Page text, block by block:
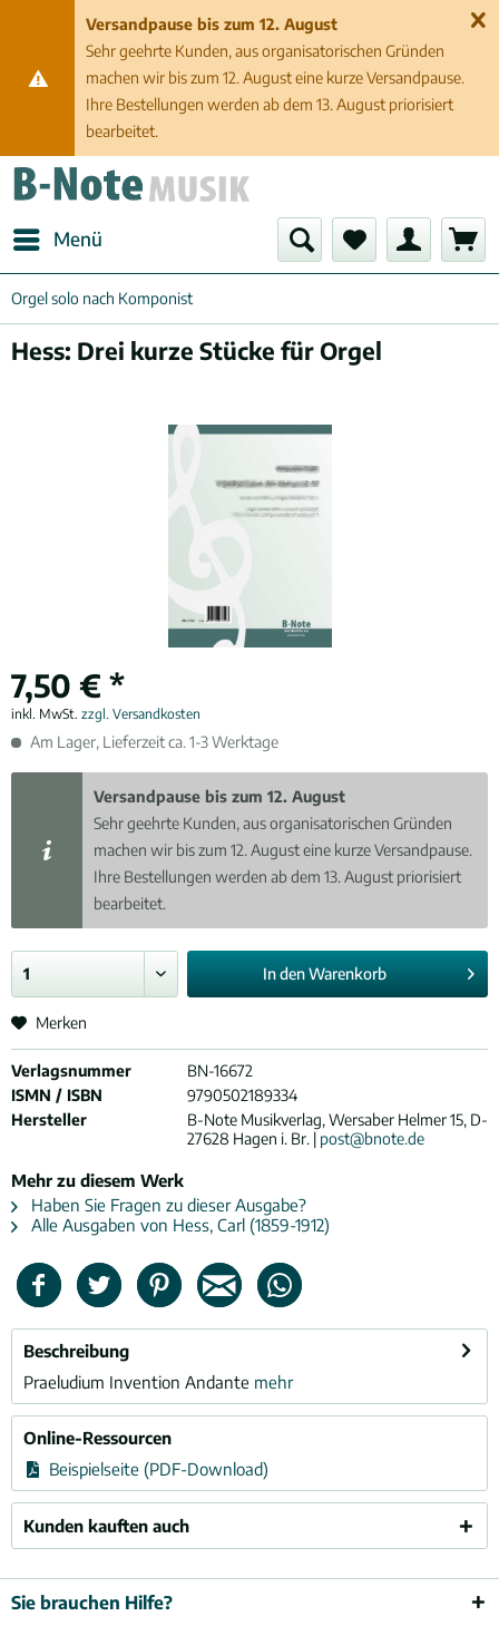
Versandpause bis zum 12. August
Sehr geehrte Kunden, aus organisatorischen Gründen
machen wir bis zum 12. August eine kurze Versandpause.
Ihre Bestellungen werden ab dem 13. August priorisiert
bearbeitet.
Menü
Orgel solo nach Komponist
Hess: Drei kurze Stücke für Orgel
7,50 € *
inkl. MwSt. zzgl. Versandkosten
Am Lager, Lieferzeit ca. 1-3 Werktage
Versandpause bis zum 12. August
Sehr geehrte Kunden, aus organisatorischen Gründen
machen wir bis zum 12. August eine kurze Versandpause.
Ihre Bestellungen werden ab dem 13. August priorisiert
bearbeitet.
In denWarenkorb
Merken
Verlagsnummer
BN-16672
ISMN / ISBN
9790502189334
Hersteller
B-Note Musikverlag, Wersaber Helmer 15, D-
27628 Hagen i. Br. | post@bnote.de
Mehr zu diesem Werk
Haben Sie Fragen zu dieser Ausgabe?
Alle Ausgaben von Hess, Carl (1859-1912)
Beschreibung
Praeludium Invention Andante mehr
Online-Ressourcen
Beispielseite (PDF-Download)
Kunden kauften auch
Sie brauchen Hilfe?